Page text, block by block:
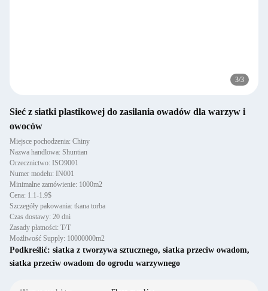
3/3
Sieć z siatki plastikowej do zasilania owadów dla warzyw i
owoców
Miejsce pochodzenia: Chiny
Nazwa handlowa: Shuntian
Orzecznictwo: ISO9001
Numer modelu: IN001
Minimalne zamówienie: 1000m2
Cena: 1.1-1.9$
Szczegóły pakowania: tkana torba
Czas dostawy: 20 dni
Zasady płatności: T/T
Możliwość Supply: 10000000m2
Podkreślić: siatka z tworzywa sztucznego, siatka przeciw owadom,
siatka przeciw owadom do ogrodu warzywnego